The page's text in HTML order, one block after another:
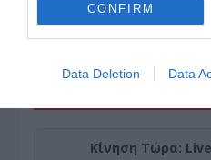
CONFIRM
Data Deletion Data
Κίνηση Τώρα: